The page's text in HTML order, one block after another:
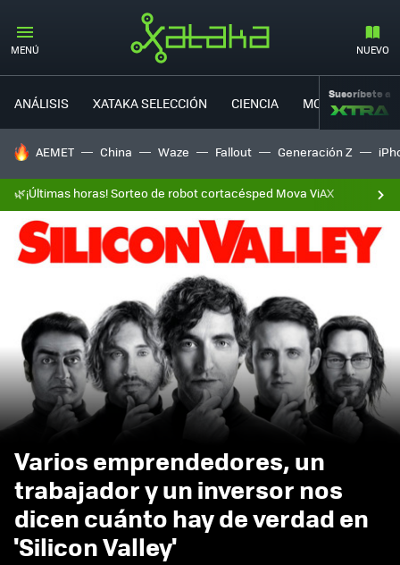
MENÚ NUEVO
ANÁLISIS XATAKA SELECCIÓN CIENCIA MOVILIDAD
Suscríbete a
HOY SE HABLA DE
AEMET China Waze Fallout Generación Z
🌿¡Últimas horas! Sorteo de robot cortacésped Mova ViAX
Varios emprendedores, un
trabajador y un inversor nos
dicen cuánto hay de verdad en
'Silicon Valley'